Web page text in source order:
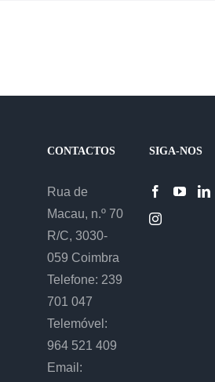
CONTACTOS
Rua de
Macau, n.º 70
R/C, 3030-
059 Coimbra
Telefone: 239
701 047
Telemóvel:
964 521 409
Email:
SIGA-NOS